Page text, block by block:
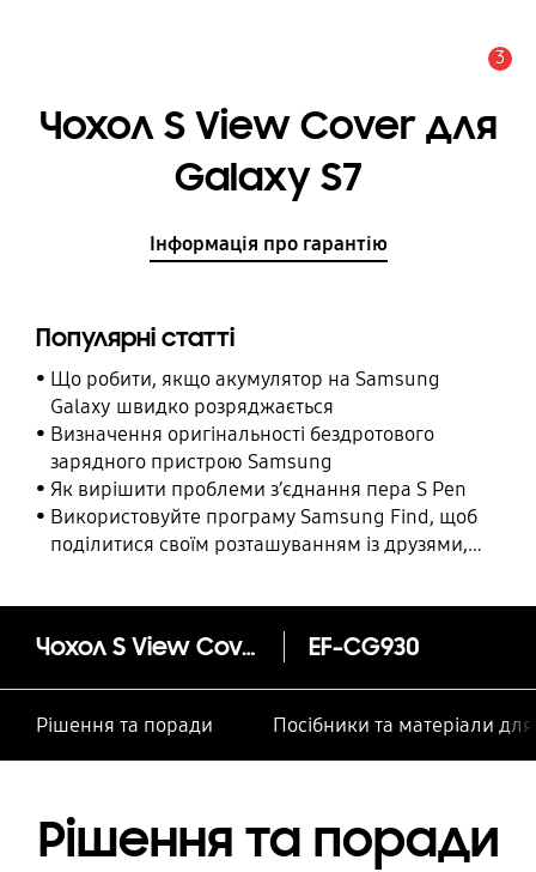
3
Чохол S View Cover для
Galaxy S7
Інформація про гарантію
Популярні статті
Що робити, якщо акумулятор на Samsung
Galaxy швидко розряджається
Визначення оригінальності бездротового
зарядного пристрою Samsung
Як вирішити проблеми з’єднання пера S Pen
Використовуйте програму Samsung Find, щоб
поділитися своїм розташуванням із друзями,
Чохол S View Cover для Galaxy S7 EF-CG930
Рішення та поради Посібники та матеріали
Рішення та поради